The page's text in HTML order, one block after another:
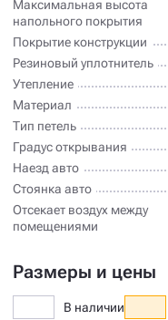
Максимальная высота
напольного покрытия
Покрытие конструкции
Резиновый уплотнитель
Утепление
Материал
Тип петель
Градус открывания
Наезд авто
Стоянка авто
Отсекает воздух между
помещениями
Размеры и цены
В наличии